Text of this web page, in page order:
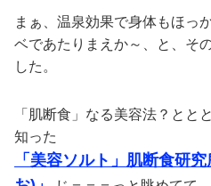
まぁ、温泉効果で身体もほっ
ベであたりまえか～、と、そ
した。
「肌断食」なる美容法？とと
知った
「美容ソルト」肌断食研